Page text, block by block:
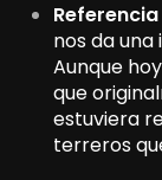
nos da
Aunque
que
estuviera
terreros